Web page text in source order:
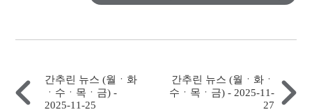
간추린 뉴스 (월ㆍ화
ㆍ수ㆍ목ㆍ금) -
2025-11-25
간추린 뉴스 (월ㆍ화ㆍ
수ㆍ목ㆍ금) - 2025-11-
27